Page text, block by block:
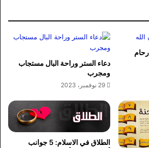
دعاء الستر وراحة البال مستجاب
ومجرب
29 نوفمبر، 2023
الطلاق في الاسلام: 5 جوانب